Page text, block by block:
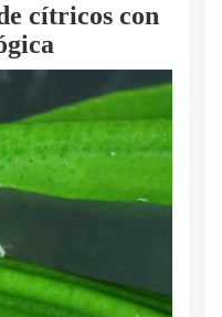
cítricos con